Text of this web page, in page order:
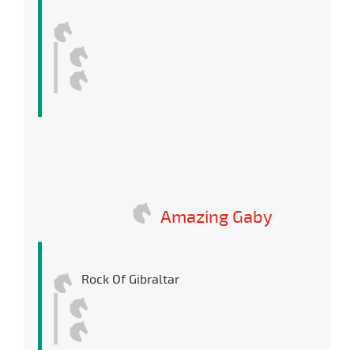
Amazing Gaby
Rock Of Gibraltar